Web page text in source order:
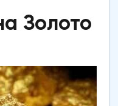
Золото